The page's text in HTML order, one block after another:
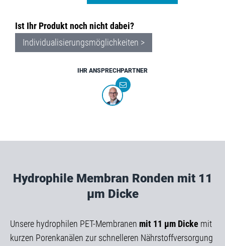
Ist Ihr Produkt noch nicht dabei?
Individualisierungsmöglichkeiten >
IHR ANSPRECHPARTNER
Hydrophile Membran Ronden mit 11
µm Dicke
Unsere hydrophilen PET-Membranen mit 11 µm Dicke mit
kurzen Porenkanälen zur schnelleren Nährstoffversorgung